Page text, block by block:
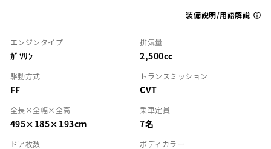
装備説明/用語解説
エンジンタイプ
ｶﾞｿﾘﾝ
排気量
2,500cc
駆動方式
FF
トランスミッション
CVT
全長×全幅×全高
495×185×193cm
乗車定員
7名
ドア枚数 ボディカラー